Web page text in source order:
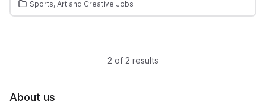
Sports, Art and Creative Jobs
2 of 2 results
About us